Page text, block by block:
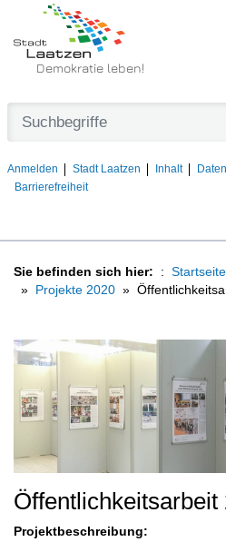
Demokratie leben!
Anmelden Stadt Laatzen Inhalt
Barrierefreiheit
Sie befinden sich hier: Startseite
Projekte 2020
Öffentlichkeitsarbeit
Projektbeschreibung: